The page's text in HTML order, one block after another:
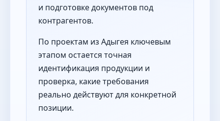
и подготовке документов под
контрагентов.
По проектам из Адыгея ключевым
этапом остается точная
идентификация продукции и
проверка, какие требования
реально действуют для конкретной
позиции.